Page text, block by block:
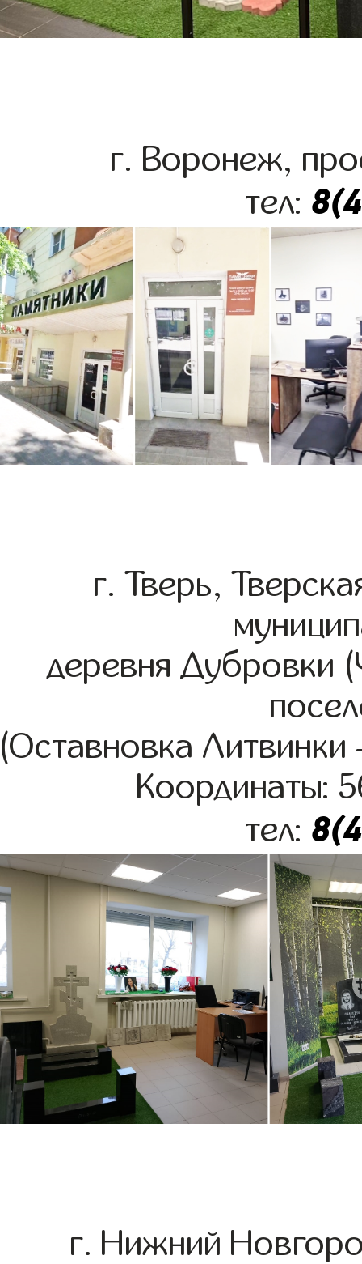
г. Воронеж,
тел:
г. Тверь,
деревня Дубровки
Координаты:
тел:
г. Нижний